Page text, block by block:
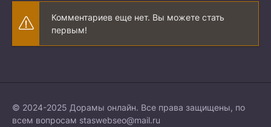
Комментариев еще нет. Вы можете стать
первым!
© 2024-2025 Дорамы онлайн. Все права защищены, по
всем вопросам staswebseo@mail.ru